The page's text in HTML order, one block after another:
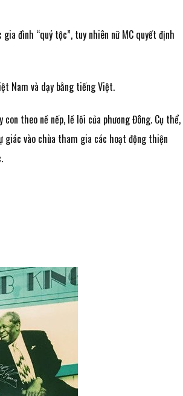
đình “quý tộc”, tuy nhiên nữ MC quyết định
Nam và dạy bằng tiếng Việt.
theo nề nếp, lề lối của phương Đông. Cụ thể,
giác vào chùa tham gia các hoạt động thiện